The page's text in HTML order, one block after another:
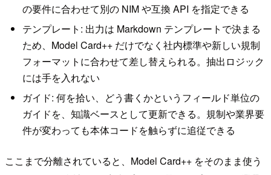
の要件に合わせて別の NIM や互換 API を指定できる
テンプレート: 出力は Markdown テンプレートで決まる
ため、Model Card++ だけでなく社内標準や新しい規制
フォーマットに合わせて差し替えられる。抽出ロジック
には手を入れない
ガイド: 何を拾い、どう書くかというフィールド単位の
ガイドを、知識ベースとして更新できる。規制や業界要
件が変わっても本体コードを触らずに追従できる
ここまで分離されていると、Model Card++ をそのまま使う